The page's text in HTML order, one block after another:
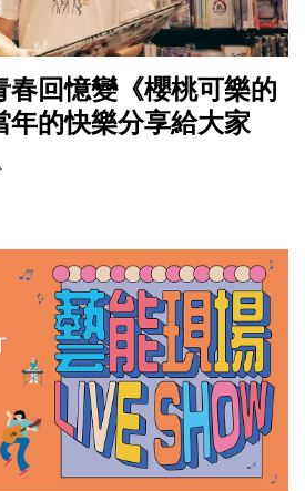
春回憶變《櫻桃可樂的
年的快樂分享給大家